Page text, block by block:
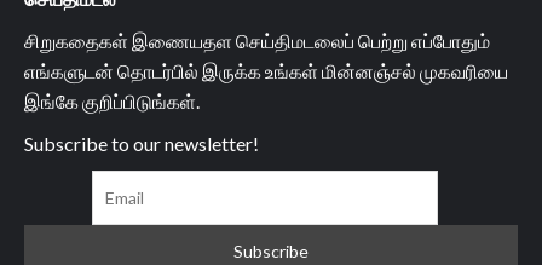
சிறுகதைகள் இணையதள செய்திமடலைப் பெற்று எப்போதும்
எங்களுடன் தொடர்பில் இருக்க உங்கள் மின்னஞ்சல் முகவரியை
இங்கே குறிப்பிடுங்கள்.
Subscribe to our newsletter!